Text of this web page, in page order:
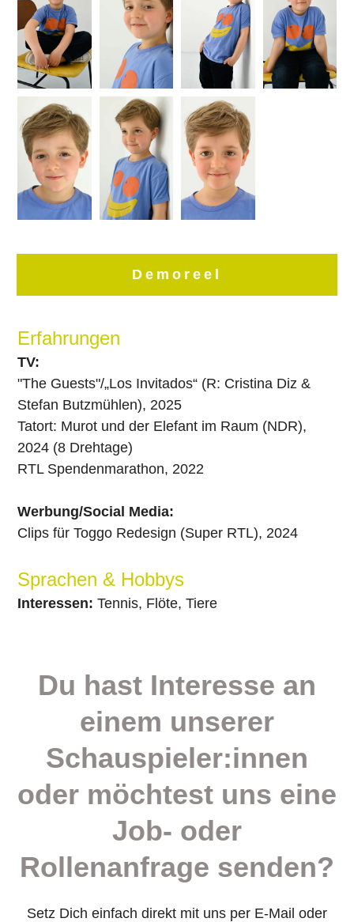
Demoreel
Erfahrungen
TV:
"The Guests"/„Los Invitados“ (R: Cristina Diz &
Stefan Butzmühlen), 2025
Tatort: Murot und der Elefant im Raum (NDR),
2024 (8 Drehtage)
RTL Spendenmarathon, 2022
Werbung/Social Media:
Clips für Toggo Redesign (Super RTL), 2024
Sprachen & Hobbys
Interessen: Tennis, Flöte, Tiere
Du hast Interesse an
einem unserer
Schauspieler:innen
oder möchtest uns eine
Job- oder
Rollenanfrage senden?
Setz Dich einfach direkt mit uns per E-Mail oder